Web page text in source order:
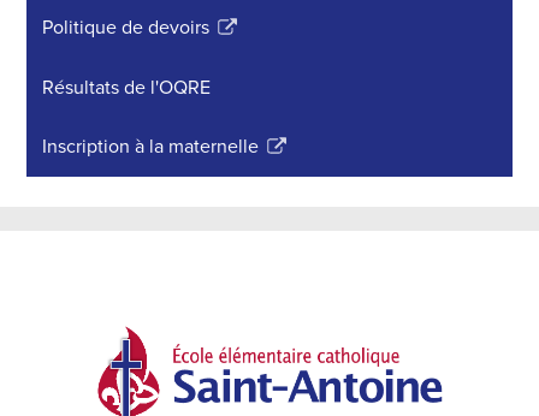
Politique de devoirs
Link
in
new
window
Résultats de l'OQRE
Inscription à la maternelle
Link